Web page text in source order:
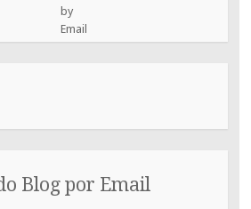
Blog por Email